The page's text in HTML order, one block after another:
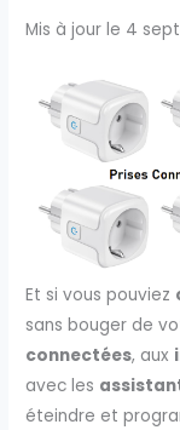
Mis à jour le 4
Et si vous pouviez
sans bouger de
connectées, aux
avec les
éteindre et